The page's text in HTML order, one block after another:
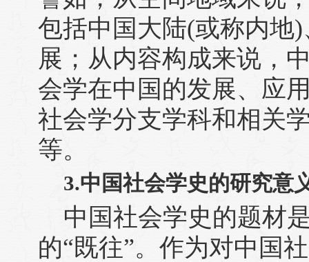
包括中国大陆(或称内地
展；从内容构成来说，
会学在中国的发展、应
社会学分支学科和相关
等。
3.中国社会学史的研究意
中国社会学史的题材
的“既往”。作为对中国